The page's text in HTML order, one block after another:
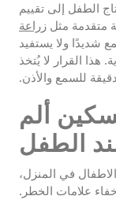
الطفل إلى تقييم
متقدمة مثل زراعة
شديدًا ولا يستفيد
هذا القرار لا يُتخذ
للسمع والأذن.
ألم
الطفل
في المنزل،
علامات الخطر.